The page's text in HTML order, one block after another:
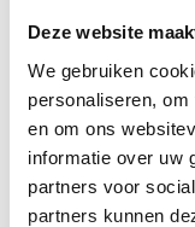
Deze website
We gebruiken
personaliseren,
en om ons
informatie over uw
partners voor
partners kunnen
kunnen extra
keuze